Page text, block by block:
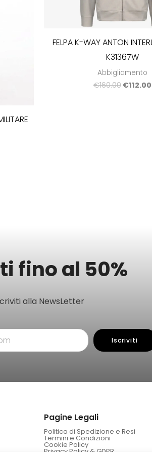
FELPA K-WAY ANTON
K31367W
Abbigliamento
€160.00 €112.00
fino al 50%
alla NewsLetter
Iscriviti
Pagine Legali
Politica di Spedizione e Resi
Termini e Condizioni
Cookie Policy
Privacy Policy & GDPR